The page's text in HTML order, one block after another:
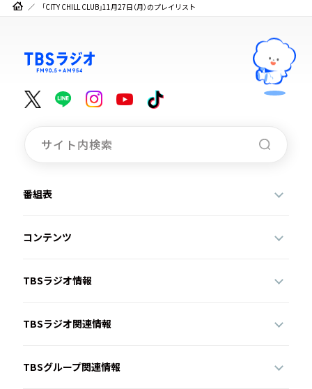
「CITY CHILL CLUB」11月27日（月）のプレイリスト
番組表
コンテンツ
TBSラジオ情報
TBSラジオ関連情報
TBSグループ関連情報